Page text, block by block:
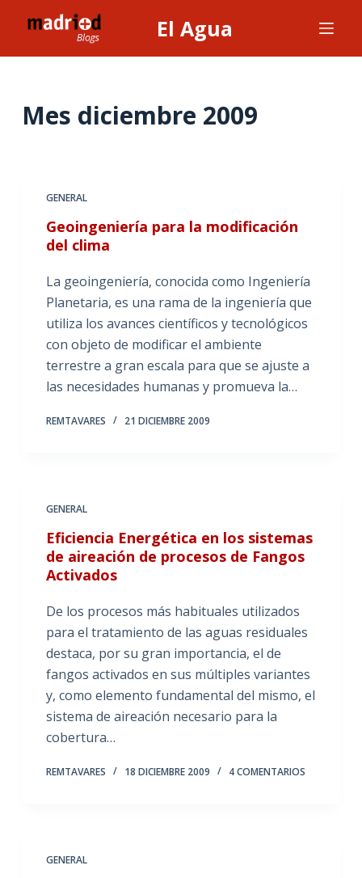
l
El Agua
Mes diciembre 2009
GENERAL
Geoingeniería para la modificación
del clima
La geoingeniería, conocida como Ingeniería
Planetaria, es una rama de la ingeniería que
utiliza los avances científicos y tecnológicos
con objeto de modificar el ambiente
terrestre a gran escala para que se ajuste a
las necesidades humanas y promueva la…
REMTAVARES 21 DICIEMBRE 2009
GENERAL
Eficiencia Energética en los sistemas
de aireación de procesos de Fangos
Activados
De los procesos más habituales utilizados
para el tratamiento de las aguas residuales
destaca, por su gran importancia, el de
fangos activados en sus múltiples variantes
y, como elemento fundamental del mismo, el
sistema de aireación necesario para la
cobertura…
REMTAVARES 18 DICIEMBRE 2009 4 COMENTARIOS
GENERAL